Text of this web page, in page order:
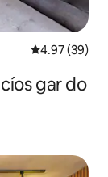
Meánrátáil
4.97 (39)
gar do